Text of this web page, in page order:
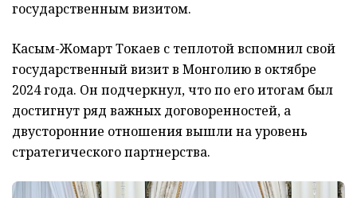
государственным визитом.
Касым-Жомарт Токаев с теплотой вспомнил свой
государственный визит в Монголию в октябре
2024 года. Он подчеркнул, что по его итогам был
достигнут ряд важных договоренностей, а
двусторонние отношения вышли на уровень
стратегического партнерства.